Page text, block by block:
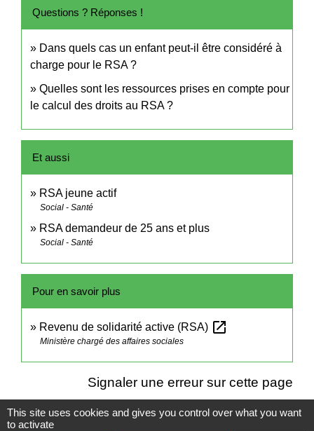
Questions ? Réponses !
Dans quels cas un enfant peut-il être considéré à
charge pour le RSA ?
Quelles sont les ressources prises en compte pour
le calcul des droits au RSA ?
Et aussi
RSA jeune actif
Social - Santé
RSA demandeur de 25 ans et plus
Social - Santé
Pour en savoir plus
Revenu de solidarité active (RSA) open_in_new
Ministère chargé des affaires sociales
Signaler une erreur sur cette page
This site uses cookies and gives you control over what you want
to activate